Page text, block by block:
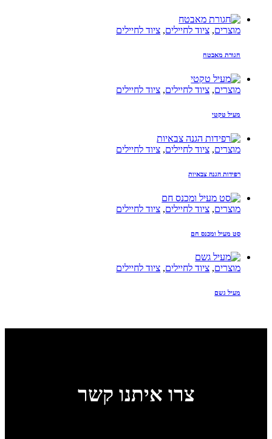
מוצרים, ציוד לחיילים, ציוד לחיילים
חגורת מאבטח
מוצרים, ציוד לחיילים, ציוד לחיילים
מעיל טקטי
מוצרים, ציוד לחיילים, ציוד לחיילים
רפידות הגנה צבאיות
מוצרים, ציוד לחיילים, ציוד לחיילים
סט מעיל ומכנס חם
מוצרים, ציוד לחיילים, ציוד לחיילים
מעיל גשם
צרו איתנו קשר